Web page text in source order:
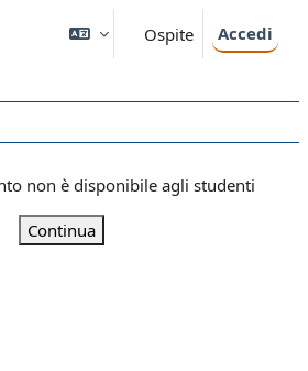
Ospite Accedi
non è disponibile agli studenti
Continua